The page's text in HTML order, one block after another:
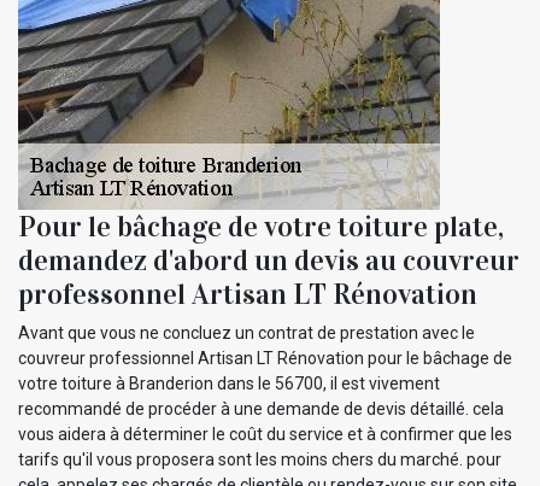
Pour le bâchage de votre toiture plate,
demandez d'abord un devis au couvreur
professonnel Artisan LT Rénovation
Avant que vous ne concluez un contrat de prestation avec le
couvreur professionnel Artisan LT Rénovation pour le bâchage de
votre toiture à Branderion dans le 56700, il est vivement
recommandé de procéder à une demande de devis détaillé. cela
vous aidera à déterminer le coût du service et à confirmer que les
tarifs qu'il vous proposera sont les moins chers du marché. pour